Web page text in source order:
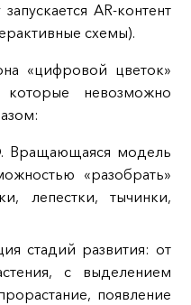
AR‑контент
схемы).
«цифровой цветок»
которые невозможно
Вращающаяся модель
«разобрать»
лепестки, тычинки,
стадий развития: от
с выделением
появление